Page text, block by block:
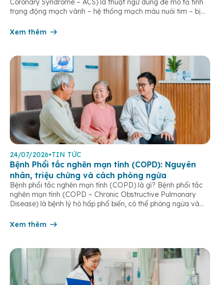
Coronary Syndrome – ACS) là thuật ngữ dùng để mô tả tình
trạng động mạch vành – hệ thống mạch máu nuôi tim – bị
đến cơ tim giảm hoặc ngừng đột ngột. […]
Xem thêm
24/07/2026•TIN TỨC
Bệnh Phổi tắc nghẽn mạn tính (COPD): Nguyên
nhân, triệu chứng và cách phòng ngừa
Bệnh phổi tắc nghẽn mạn tính (COPD) là gì? Bệnh phổi tắc
nghẽn mạn tính (COPD – Chronic Obstructive Pulmonary
Disease) là bệnh lý hô hấp phổ biến, có thể phòng ngừa và
chứng hô hấp mạn tính như khó thở, ho […]
Xem thêm